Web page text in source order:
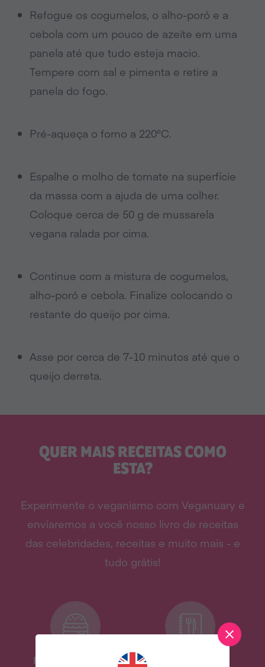
Refogue os cogumelos, o alho-poró e a
cebola com um pouco de azeite em uma
panela até que tudo esteja macio.
Tempere com sal e pimenta e retire a
panela do fogo.
Pré-aqueça o forno a 220°C.
Espalhe o molho de tomate na superfície
da massa com a ajuda de uma colher.
Coloque cerca de 50 g de mussarela
vegana ralada por cima.
Continue com a mistura de cogumelos,
alho-poró e cebola. Finalize colocando o
restante do queijo por cima.
Asse por cerca de 7-10 minutos até que o
queijo derreta.
QUER MAIS RECEITAS COMO
ESTA?
Experimente o veganismo com Veganuary e
enviaremos a você nosso livro de receitas
das celebridades, receitas e muito mais - e
tudo grátis!
Receitas deliciosas